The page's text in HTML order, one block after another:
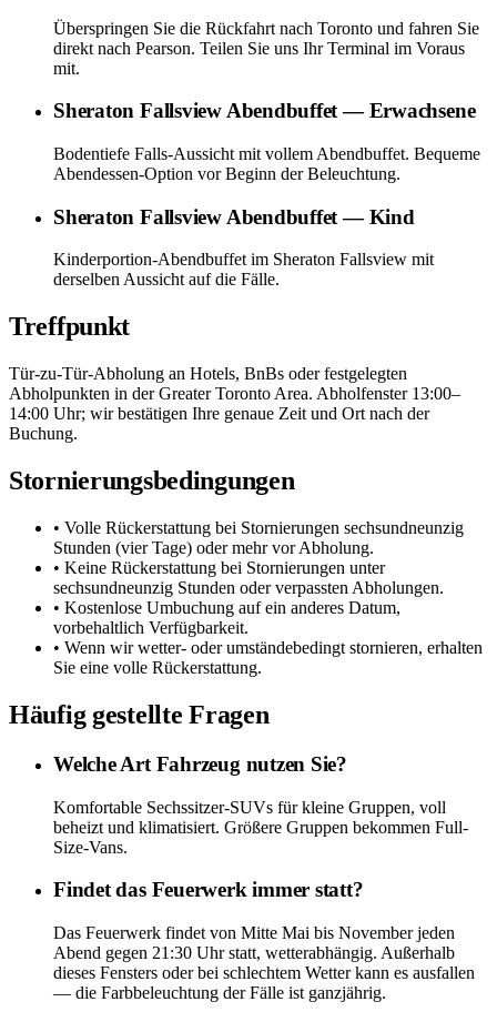
Überspringen Sie die Rückfahrt nach Toronto und fahren Sie
direkt nach Pearson. Teilen Sie uns Ihr Terminal im Voraus
mit.
Sheraton Fallsview Abendbuffet — Erwachsene
Bodentiefe Falls-Aussicht mit vollem Abendbuffet. Bequeme
Abendessen-Option vor Beginn der Beleuchtung.
Sheraton Fallsview Abendbuffet — Kind
Kinderportion-Abendbuffet im Sheraton Fallsview mit
derselben Aussicht auf die Fälle.
Treffpunkt
Tür-zu-Tür-Abholung an Hotels, BnBs oder festgelegten
Abholpunkten in der Greater Toronto Area. Abholfenster 13:00–
14:00 Uhr; wir bestätigen Ihre genaue Zeit und Ort nach der
Buchung.
Stornierungsbedingungen
• Volle Rückerstattung bei Stornierungen sechsundneunzig
Stunden (vier Tage) oder mehr vor Abholung.
• Keine Rückerstattung bei Stornierungen unter
sechsundneunzig Stunden oder verpassten Abholungen.
• Kostenlose Umbuchung auf ein anderes Datum,
vorbehaltlich Verfügbarkeit.
• Wenn wir wetter- oder umständebedingt stornieren, erhalten
Sie eine volle Rückerstattung.
Häufig gestellte Fragen
Welche Art Fahrzeug nutzen Sie?
Komfortable Sechssitzer-SUVs für kleine Gruppen, voll
beheizt und klimatisiert. Größere Gruppen bekommen Full-
Size-Vans.
Findet das Feuerwerk immer statt?
Das Feuerwerk findet von Mitte Mai bis November jeden
Abend gegen 21:30 Uhr statt, wetterabhängig. Außerhalb
dieses Fensters oder bei schlechtem Wetter kann es ausfallen
— die Farbbeleuchtung der Fälle ist ganzjährig.